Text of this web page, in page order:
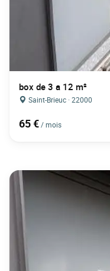
box de 3 a 12 m²
Saint-Brieuc · 22000
65 €/ mois